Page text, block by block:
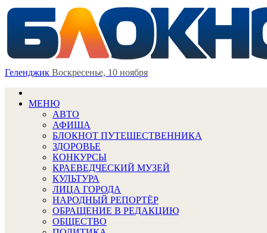
Геленджик Воскресенье, 10 ноября
МЕНЮ
АВТО
АФИША
БЛОКНОТ ПУТЕШЕСТВЕННИКА
ЗДОРОВЬЕ
КОНКУРСЫ
КРАЕВЕДЧЕСКИЙ МУЗЕЙ
КУЛЬТУРА
ЛИЦА ГОРОДА
НАРОДНЫЙ РЕПОРТЁР
ОБРАЩЕНИЕ В РЕДАКЦИЮ
ОБЩЕСТВО